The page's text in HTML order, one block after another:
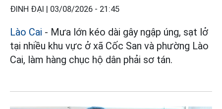
ĐINH ĐẠI | 03/08/2026 - 21:45
Lào Cai - Mưa lớn kéo dài gây ngập úng, sạt lở
tại nhiều khu vực ở xã Cốc San và phường Lào
Cai, làm hàng chục hộ dân phải sơ tán.